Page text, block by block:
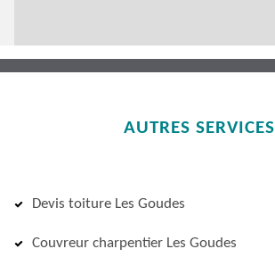
AUTRES SERVICES
Devis toiture Les Goudes
Couvreur charpentier Les Goudes